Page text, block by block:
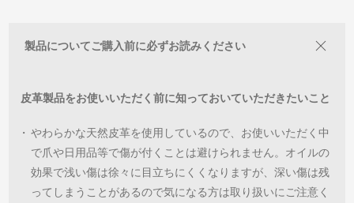
製品についてご購入前に必ずお読みください
皮革製品をお使いいただく前に知っておいていただきたいこと
・ やわらかな天然皮革を使用しているので、お使いいただく中
で爪や日用品等で傷が付くことは避けられません。オイルの
効果で浅い傷は徐々に目立ちにくくなりますが、深い傷は残
ってしまうことがあるので気になる方は取り扱いにご注意く